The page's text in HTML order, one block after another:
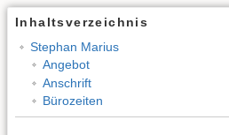
Inhaltsverzeichnis
Stephan Marius
Angebot
Anschrift
Bürozeiten